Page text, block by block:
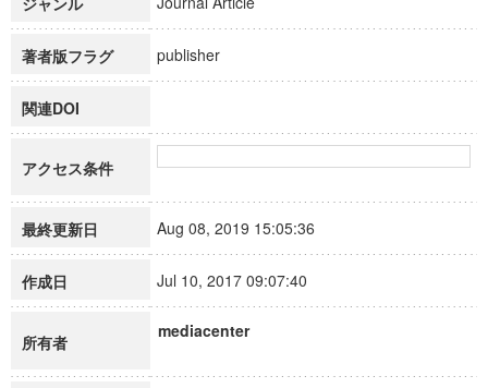
著者版フラグ publisher
関連DOI
アクセス条件
最終更新日 Aug 08, 2019 15:05:36
作成日 Jul 10, 2017 09:07:40
所有者
mediacenter